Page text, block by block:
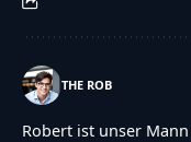
THE ROB
Robert ist unser